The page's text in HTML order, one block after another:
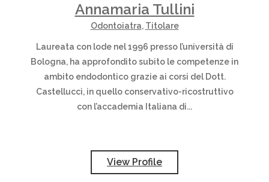
Annamaria Tullini
Odontoiatra, Titolare
Laureata con lode nel 1996 presso l’università di
Bologna, ha approfondito subito le competenze in
ambito endodontico grazie ai corsi del Dott.
Castellucci, in quello conservativo-ricostruttivo
con l’accademia Italiana di...
View Profile